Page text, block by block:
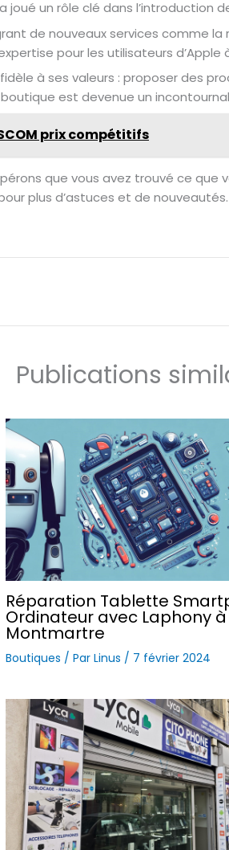
joué un rôle clé dans l’introduction
de nouveaux services comme la
pour les utilisateurs d’Apple
à ses valeurs : proposer des
est devenue un
prix compétitifs
que vous avez trouvé ce que
plus d’astuces et de
Publications
Réparation Tablette
Ordinateur avec Laphony à
Montmartre
Boutiques / Par Linus / 7 février 2024